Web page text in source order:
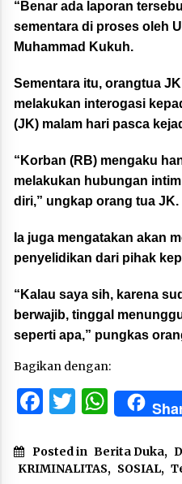
“Benar ada laporan
sementara di proses oleh
Muhammad Kukuh.
Sementara itu, orangtua
melakukan interogasi
(JK) malam hari pasca
“Korban (RB) mengaku
melakukan hubungan
diri,” ungkap orang tua JK.
Ia juga mengatakan akan
penyelidikan dari pihak
“Kalau saya sih, karena
berwajib, tinggal
seperti apa,” pungkas
Bagikan dengan:
Facebook
Twitter
Posted in Berita Duka,
KRIMINALITAS, SOSIAL,